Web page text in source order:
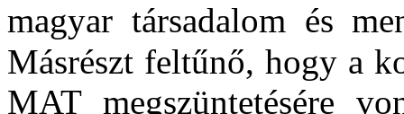
magyar társadalom és
Másrészt feltűnő, hogy a
MAT megszüntetésére